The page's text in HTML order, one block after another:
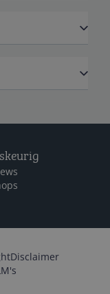
Disclaimer